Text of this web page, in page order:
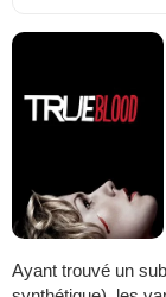
Ayant trouvé un